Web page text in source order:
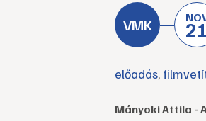
előadás,
Mányoki Attila -